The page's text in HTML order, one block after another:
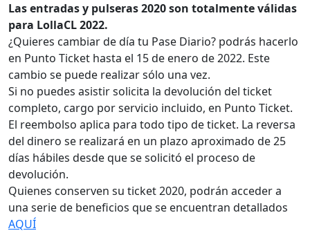
Las entradas y pulseras 2020 son totalmente válidas
para LollaCL 2022.
¿Quieres cambiar de día tu Pase Diario? podrás hacerlo
en Punto Ticket hasta el 15 de enero de 2022. Este
cambio se puede realizar sólo una vez.
Si no puedes asistir solicita la devolución del ticket
completo, cargo por servicio incluido, en Punto Ticket.
El reembolso aplica para todo tipo de ticket. La reversa
del dinero se realizará en un plazo aproximado de 25
días hábiles desde que se solicitó el proceso de
devolución.
Quienes conserven su ticket 2020, podrán acceder a
una serie de beneficios que se encuentran detallados
AQUÍ